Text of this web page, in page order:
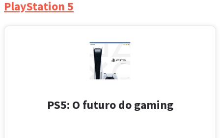
PlayStation 5
PS5: O futuro do gaming